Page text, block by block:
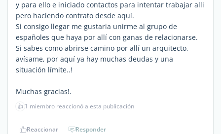
y para ello e iniciado contactos para intentar trabajar alli
pero haciendo contrato desde aquí.
Si consigo llegar me gustaria unirme al grupo de
españoles que haya por allí con ganas de relacionarse.
Si sabes como abrirse camino por allí un arquitecto,
avísame, por aquí ya hay muchas deudas y una
situación límite..!
Muchas gracias!.
👍 1 miembro reaccionó a esta publicación
Reaccionar Responder